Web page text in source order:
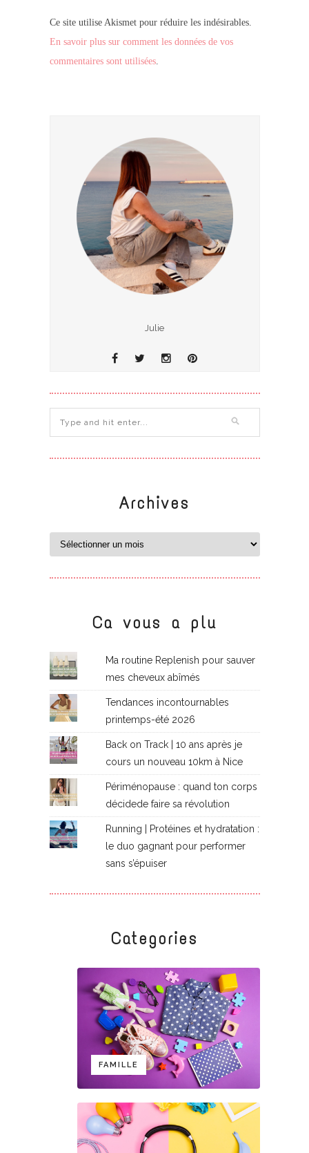
Ce site utilise Akismet pour réduire les indésirables.
En savoir plus sur comment les données de vos
commentaires sont utilisées.
Julie
Archives
Ca vous a plu
Ma routine Replenish pour sauver
mes cheveux abîmés
Tendances incontournables
printemps-été 2026
Back on Track | 10 ans après je
cours un nouveau 10km à Nice
Périménopause : quand ton corps
décidede faire sa révolution
Running | Protéines et hydratation :
le duo gagnant pour performer
sans s’épuiser
Categories
FAMILLE